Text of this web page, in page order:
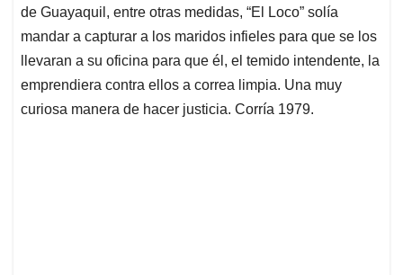
de Guayaquil, entre otras medidas, “El Loco” solía
mandar a capturar a los maridos infieles para que se los
llevaran a su oficina para que él, el temido intendente, la
emprendiera contra ellos a correa limpia. Una muy
curiosa manera de hacer justicia. Corría 1979.